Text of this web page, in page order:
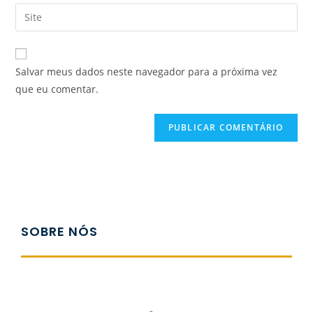
Salvar meus dados neste navegador para a próxima vez
que eu comentar.
SOBRE NÓS